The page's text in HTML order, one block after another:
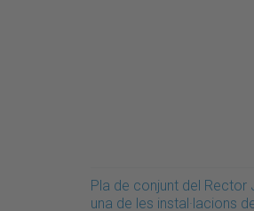
Pla de conjunt del
una de les instal·lacions